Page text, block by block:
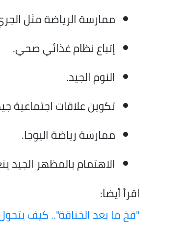
ممارسة الرياضة مثل
إتباع نظام غذائي صحي.
النوم الجيد.
تكوين علاقات اجتماعية
ممارسة رياضة اليوجا.
الاهتمام بالمظهر
اقرأ أيضا:
"فخ ما بعد الخناقة".. كيف